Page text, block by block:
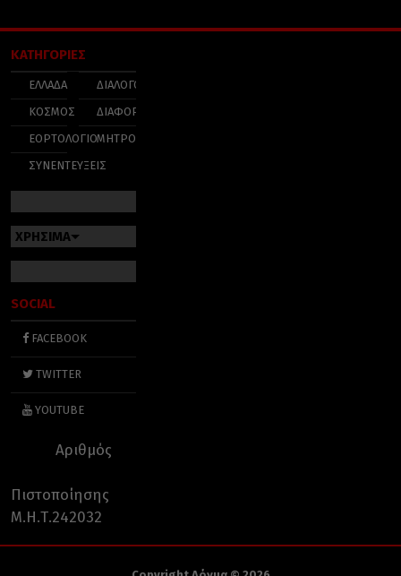
ΚΑΤΗΓΟΡΙΕΣ
ΕΛΛΑΔΑ
ΚΟΣΜΟΣ
ΕΟΡΤΟΛΟΓΙΟ
ΣΥΝΕΝΤΕΥΞΕΙΣ
ΔΙΑΛΟΓΟΣ
ΔΙΑΦΟΡΑ
ΜΗΤΡΟΠΟΛΕΙΣ
ΧΡΗΣΙΜΑ
SOCIAL
FACEBOOK
TWITTER
YOUTUBE
Αριθμός
Πιστοποίησης
Μ.Η.Τ.242032